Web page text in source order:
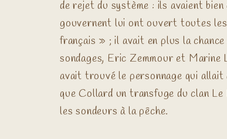
de rejet du système : ils avaient
gouvernent lui ont ouvert toutes
français » ; il avait en plus la
sondages, Eric Zemmour et
avait trouvé le personnage qui
que Collard un transfuge du clan
les sondeurs à la pêche.